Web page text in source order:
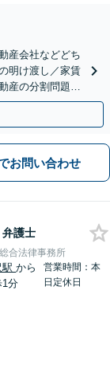
産会社などどち
明け渡し／家賃
産の分割問題に
分】
お問い合わせ
弁護士
合法律事務所
駅から
1分
営業時間：本
日定休日